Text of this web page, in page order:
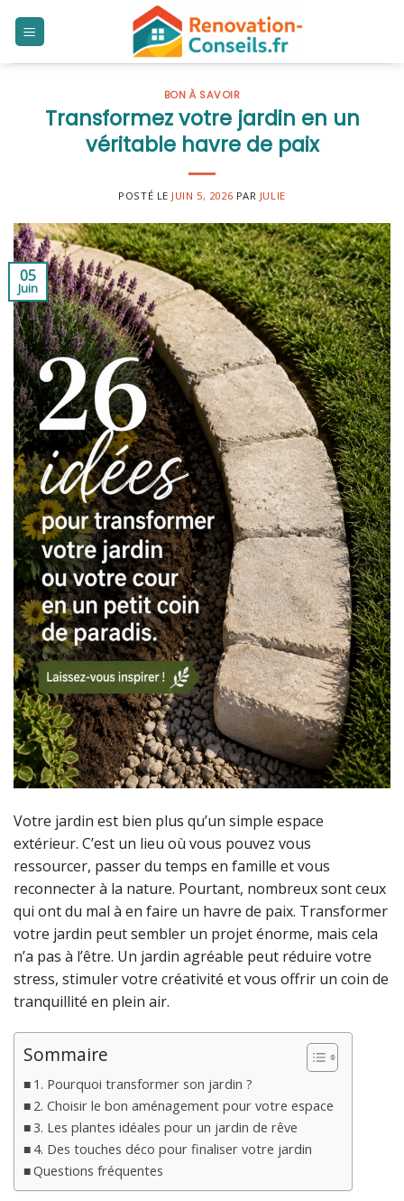
BON À SAVOIR
Transformez votre jardin en un
véritable havre de paix
POSTÉ LE JUIN 5, 2026 PAR JULIE
05
Juin
Votre jardin est bien plus qu’un simple espace
extérieur. C’est un lieu où vous pouvez vous
ressourcer, passer du temps en famille et vous
reconnecter à la nature. Pourtant, nombreux sont ceux
qui ont du mal à en faire un havre de paix. Transformer
votre jardin peut sembler un projet énorme, mais cela
n’a pas à l’être. Un jardin agréable peut réduire votre
stress, stimuler votre créativité et vous offrir un coin de
tranquillité en plein air.
Sommaire
1. Pourquoi transformer son jardin ?
2. Choisir le bon aménagement pour votre espace
3. Les plantes idéales pour un jardin de rêve
4. Des touches déco pour finaliser votre jardin
Questions fréquentes